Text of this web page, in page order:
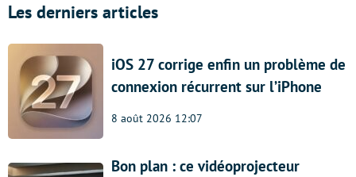
Les derniers articles
iOS 27 corrige enfin un problème de
connexion récurrent sur l’iPhone
8 août 2026 12:07
Bon plan : ce vidéoprojecteur